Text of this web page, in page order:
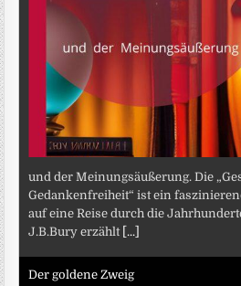
und der Meinungsäußerung. Die
Gedankenfreiheit“ ist ein
auf eine Reise durch die
J.B.Bury erzählt [...]
Der goldene Zweig